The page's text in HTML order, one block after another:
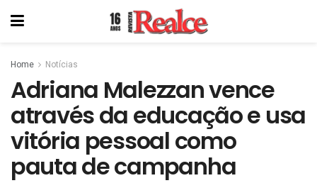
Home Notícias
Adriana Malezzan vence
através da educação e usa
vitória pessoal como
pauta de campanha